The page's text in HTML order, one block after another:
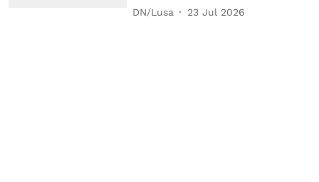
DN/Lusa 23 Jul 2026